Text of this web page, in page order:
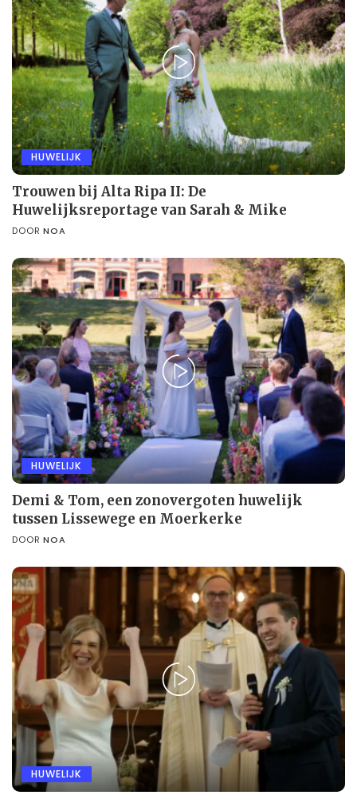
HUWELIJK
Trouwen bij Alta Ripa II: De
Huwelijksreportage van Sarah & Mike
DOOR NOA
HUWELIJK
Demi & Tom, een zonovergoten huwelijk
tussen Lissewege en Moerkerke
DOOR NOA
HUWELIJK